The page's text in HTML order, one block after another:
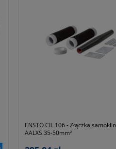
ENSTO CIL 106 - Złączka
AALXS 35-50mm²